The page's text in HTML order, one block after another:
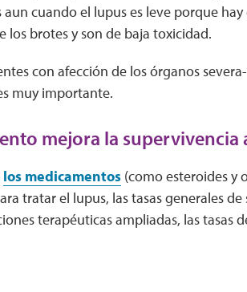
cuando el lupus es leve porque
los brotes y son de baja toxicidad.
con afección de los órganos
muy importante.
mejora la supervivencia
los medicamentos(como esteroides y
tratar el lupus, las tasas generales
terapéuticas ampliadas, las tasas